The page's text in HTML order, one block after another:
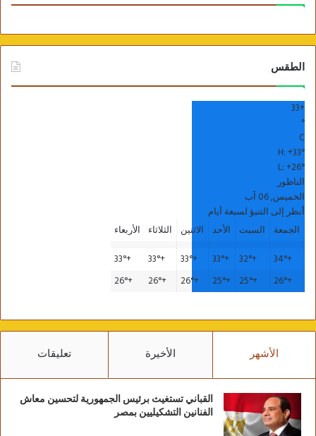
الطقس
+
33
°
C
H:+33°
L:+26°
الناظور
الخميس, 06 آب
أنظر إلى التنبؤ لسبعة أيام
الجمعة
السبت الأحد الاثنين الثلاثاء
الأربعاء
+
34°
+
32°
+
33°
+
33°
+
33°
+
33°
+
26°
+
25°
+
25°
+
26°
+
26°
+
26°
الأشهر الأخيرة تعليقات
القباني تستغيث برئيس الجمهورية لتحسين معاش
الفنانين التشكيليين بمصر